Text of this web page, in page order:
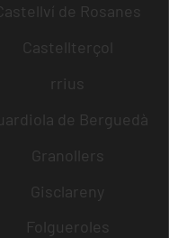
Castellví de Rosanes
Castellterçol
rrius
de Berguedà
Granollers
Gisclareny
Folgueroles